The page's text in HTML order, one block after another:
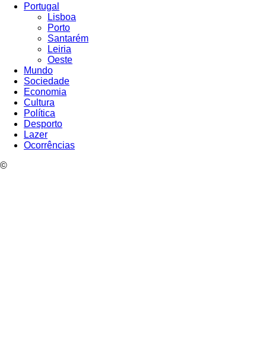
Portugal
Lisboa
Porto
Santarém
Leiria
Oeste
Mundo
Sociedade
Economia
Cultura
Política
Desporto
Lazer
Ocorrências
©